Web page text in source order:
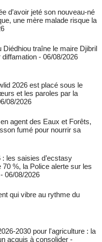
d’avoir jeté son nouveau-né
une mère malade risque la
Diédhiou traîne le maire Djibril
diffamation - 06/08/2026
2026 est placé sous le
et les paroles par la
08/2026
agent des Eaux et Forêts,
fumé pour nourrir sa
les saisies d’ecstasy
70 %, la Police alerte sur les
- 06/08/2026
qui vibre au rythme du
2030 pour l'agriculture : la
acquis à consolider -